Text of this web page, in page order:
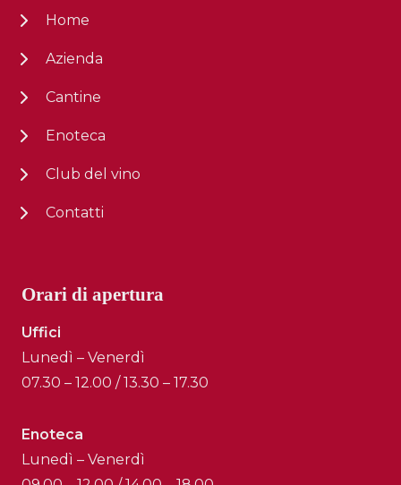
Home
Azienda
Cantine
Enoteca
Club del vino
Contatti
Orari di apertura
Uffici
Lunedì – Venerdì
07.30 – 12.00 / 13.30 – 17.30
Enoteca
Lunedì – Venerdì